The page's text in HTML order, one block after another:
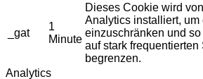
_gat
1
Minute
Dieses Cookie wird
Analytics installiert, um
einzuschränken und
auf stark frequentierten
begrenzen.
Analytics